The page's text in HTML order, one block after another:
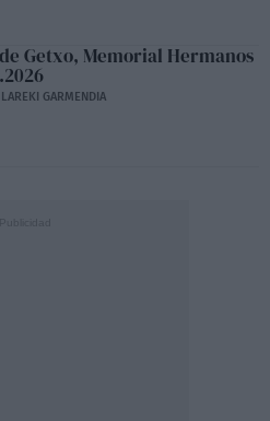
Getxo, Memorial Hermanos
GARMENDIA